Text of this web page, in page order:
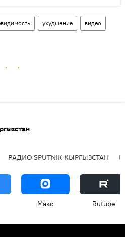
ухудшение видео
РАДИО SPUTNIK КЫРГЫЗСТАН
Макс Rutube